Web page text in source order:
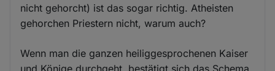
nicht gehorcht) ist das sogar richtig. Atheisten
gehorchen Priestern nicht, warum auch?
Wenn man die ganzen heiliggesprochenen Kaiser